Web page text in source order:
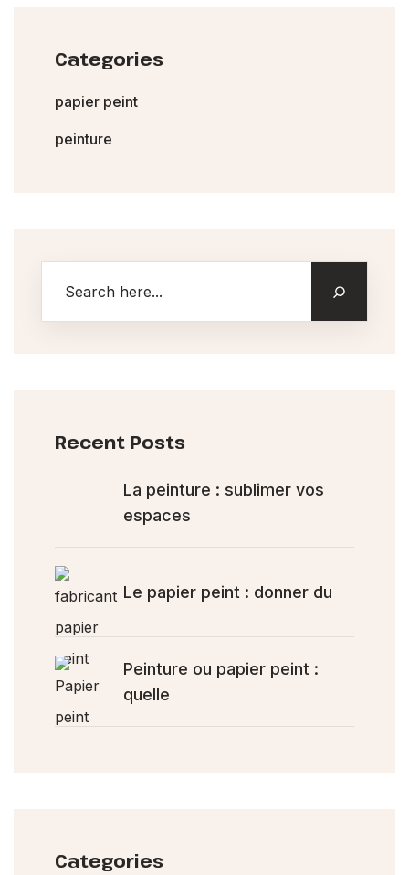
Categories
papier peint
peinture
Recent Posts
La peinture : sublimer vos
espaces
Le papier peint : donner du
Peinture ou papier peint :
quelle
Categories